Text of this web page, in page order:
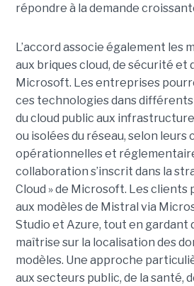
répondre à la demande
L’accord associe également les
aux briques cloud, de sécurité et
Microsoft. Les entreprises
ces technologies dans
du cloud public aux
ou isolées du réseau, selon
opérationnelles et
collaboration s’inscrit dans la
Cloud » de Microsoft. Les
aux modèles de Mistral via
Studio et Azure, tout en gardant
maîtrise sur la localisation des
modèles. Une approche
aux secteurs public, de la santé,